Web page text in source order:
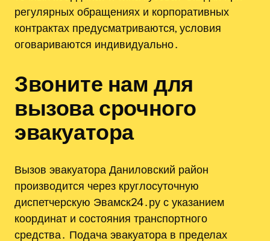
регулярных обращениях и корпоративных
контрактах предусматриваются, условия
оговариваются индивидуально․
Звоните нам для
вызова срочного
эвакуатора
Вызов эвакуатора Даниловский район
производится через круглосуточную
диспетчерскую Эвамск24․ру с указанием
координат и состояния транспортного
средства․ Подача эвакуатора в пределах